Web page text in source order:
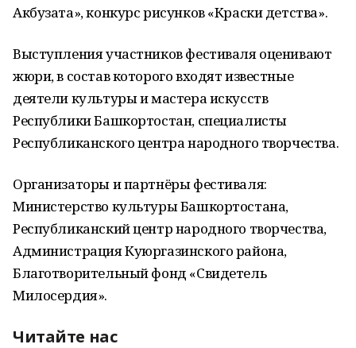
Акбузата», конкурс рисунков «Краски детства».
Выступления участников фестиваля оценивают
жюри, в состав которого входят известные
деятели культуры и мастера искусств
Республики Башкортостан, специалисты
Республиканского центра народного творчества.
Организаторы и партнёры фестиваля:
Министерство культуры Башкортостана,
Республиканский центр народного творчества,
Администрация Куюргазинского района,
Благотворительный фонд «Свидетель
Милосердия».
Читайте нас